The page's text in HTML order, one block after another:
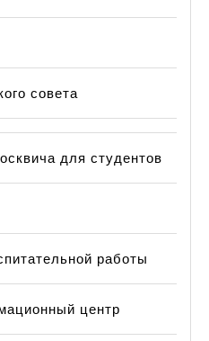
совета
для студентов
работы
центр